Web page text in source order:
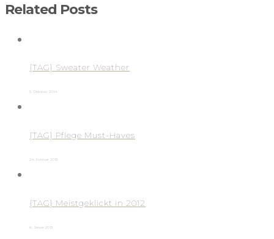
Related Posts
{TAG} Sweater Weather
5. Oktober 2014
{TAG} Pflege Must-Haves
24. Februar 2013
{TAG} Meistgeklickt in 2012
6. Januar 2013